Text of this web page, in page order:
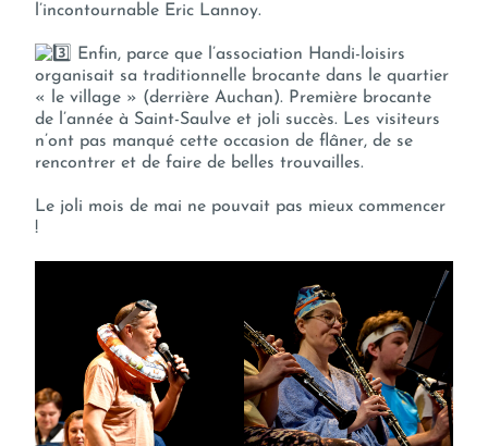
l’incontournable Eric Lannoy.
Enfin, parce que l’association Handi-loisirs
organisait sa traditionnelle brocante dans le quartier
« le village » (derrière Auchan). Première brocante
de l’année à Saint-Saulve et joli succès. Les visiteurs
n’ont pas manqué cette occasion de flâner, de se
rencontrer et de faire de belles trouvailles.
Le joli mois de mai ne pouvait pas mieux commencer
!